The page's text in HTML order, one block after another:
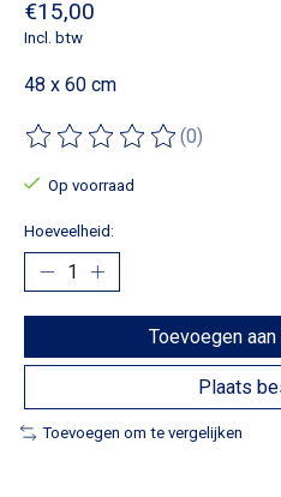
€15,00
Incl. btw
48 x 60 cm
De beoordeling van dit
(0)
Op voorraad
Hoeveelheid:
Toevoegen
Plaats
Toevoegen om te vergelijken